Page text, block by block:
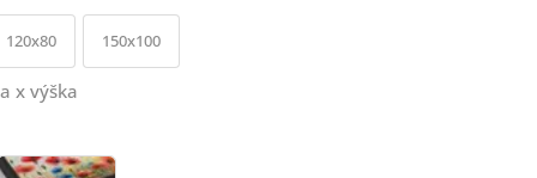
120x80 150x100
x výška